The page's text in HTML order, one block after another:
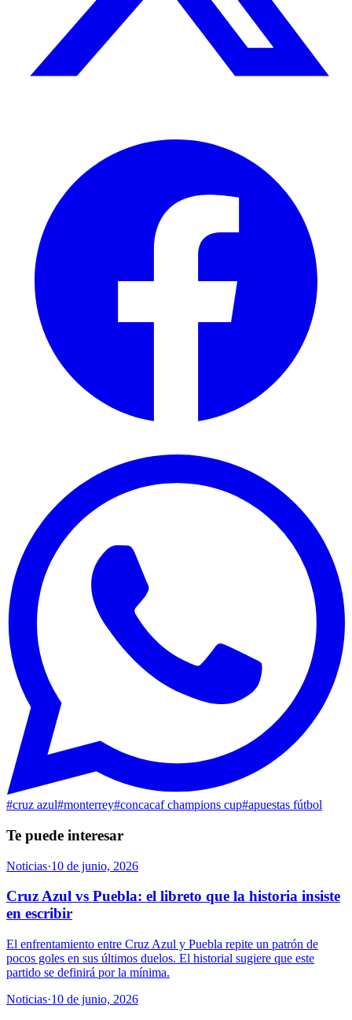
#cruz azul#monterrey#concacaf champions cup#apuestas fútbol
Te puede interesar
Noticias·10 de junio, 2026
Cruz Azul vs Puebla: el libreto que la historia insiste
en escribir
El enfrentamiento entre Cruz Azul y Puebla repite un patrón de
pocos goles en sus últimos duelos. El historial sugiere que este
partido se definirá por la mínima.
Noticias·10 de junio, 2026